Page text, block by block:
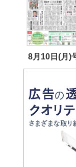
8月10日(月)